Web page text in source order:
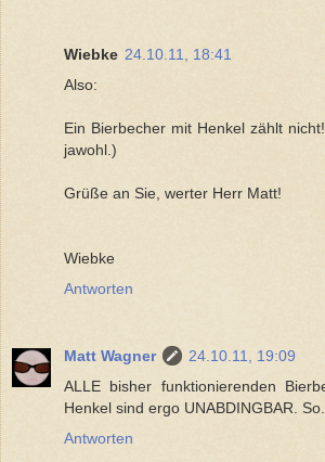
Wiebke 24.10.11, 18:41
Also:
Ein Bierbecher mit Henkel zählt
jawohl.)
Grüße an Sie, werter Herr Matt!
Wiebke
Antworten
Matt Wagner
24.10.11, 19:09
ALLE bisher funktionierenden
Henkel sind ergo UNABDINGBAR. So.
Antworten